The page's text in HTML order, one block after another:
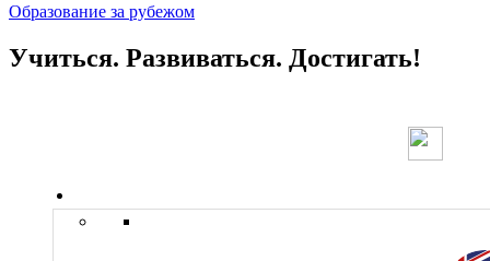
Образование за рубежом
Учиться. Развиваться. Достигать!